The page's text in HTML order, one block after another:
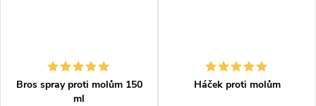
Bros spray proti molům 150
ml
Háček proti molům